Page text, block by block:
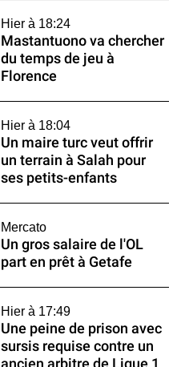
Hier à 18:24
Mastantuono va chercher
du temps de jeu à
Florence
Hier à 18:04
Un maire turc veut offrir
un terrain à Salah pour
ses petits-enfants
Mercato
Un gros salaire de l'OL
part en prêt à Getafe
Hier à 17:49
Une peine de prison avec
sursis requise contre un
ancien arbitre de Ligue 1